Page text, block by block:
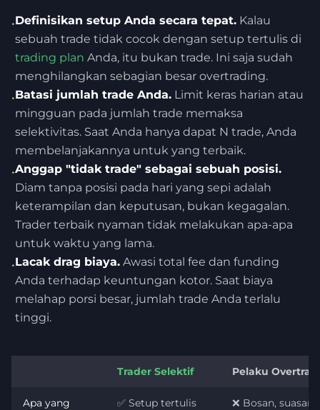
•Definisikan setup Anda secara tepat. Kalau
sebuah trade tidak cocok dengan setup tertulis di
trading plan Anda, itu bukan trade. Ini saja sudah
menghilangkan sebagian besar overtrading.
•Batasi jumlah trade Anda. Limit keras harian atau
mingguan pada jumlah trade memaksa
selektivitas. Saat Anda hanya dapat N trade, Anda
membelanjakannya untuk yang terbaik.
•Anggap "tidak trade" sebagai sebuah posisi.
Diam tanpa posisi pada hari yang sepi adalah
keterampilan dan keputusan, bukan kegagalan.
Trader terbaik nyaman tidak melakukan apa-apa
untuk waktu yang lama.
•Lacak drag biaya. Awasi total fee dan funding
Anda terhadap keuntungan kotor. Saat biaya
melahap porsi besar, jumlah trade Anda terlalu
tinggi.
Trader Selektif Pelaku
Apa yang
✅ Setup tertulis
❌ Bosan,